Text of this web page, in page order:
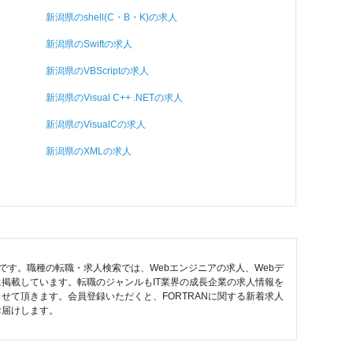
新潟県のshell(C・B・K)の求人
新潟県のSwiftの求人
新潟県のVBScriptの求人
新潟県のVisual C++ .NETの求人
新潟県のVisualCの求人
新潟県のXMLの求人
。職種の転職・求人検索では、Webエンジニアの求人、Webデ
載しています。転職のジャンルもIT業界の成長企業の求人情報を
て頂きます。会員登録いただくと、FORTRANに関する新着求人
けします。